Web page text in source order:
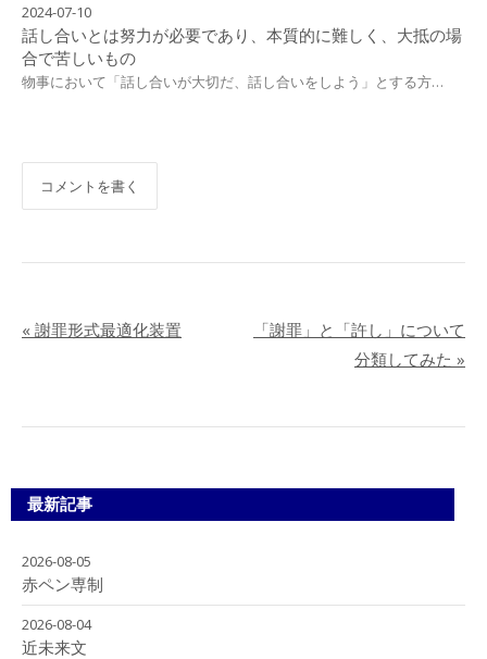
2024-07-10
話し合いとは努力が必要であり、本質的に難しく、大抵の場
合で苦しいもの
物事において「話し合いが大切だ、話し合いをしよう」とする方…
コメントを書く
« 謝罪形式最適化装置
「謝罪」と「許し」について
分類してみた »
最新記事
2026-08-05
赤ペン専制
2026-08-04
近未来文